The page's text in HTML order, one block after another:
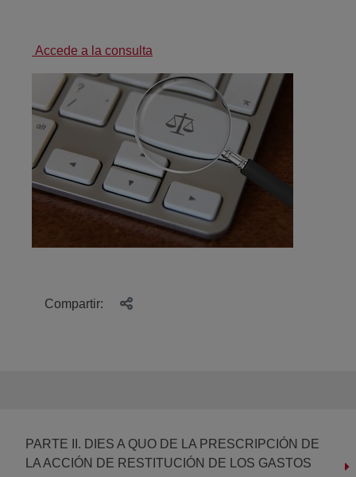
Accede a la consulta
Compartir:
PARTE II. DIES A QUO DE LA PRESCRIPCIÓN DE
LA ACCIÓN DE RESTITUCIÓN DE LOS GASTOS